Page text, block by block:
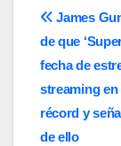
de
James
de que
fecha de
streaming
récord y
de ello